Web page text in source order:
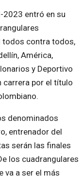
2023 entró en su
todos contra todos,
América,
y Deportivo
carrera por el título
denominados
entrenador del
serán las finales
los cuadrangulares
va a ser el más